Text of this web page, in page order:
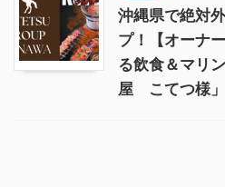
沖縄県で絶対
プ！【オーナ
る飲食＆マリ
屋 こてつ様」